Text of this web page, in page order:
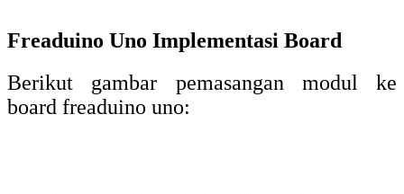
Freaduino Uno Implementasi Board
Berikut gambar pemasangan modul ke
board freaduino uno: